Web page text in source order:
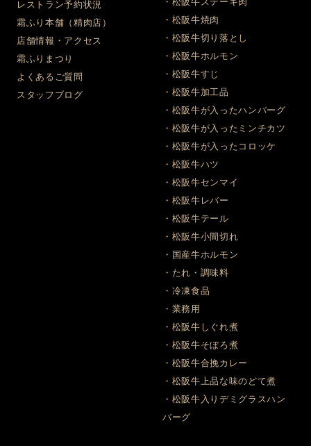
レストラン予約状況
霜ふり本舗（精肉店）
店舗情報・アクセス
霜ふりまつり
よくあるご質問
スタッフブログ
・松阪牛焼肉
・松阪牛切り落とし
・松阪牛ホルモン
・松阪牛すじ
・松阪牛加工品
・松阪牛が入ったハンバーグ
・松阪牛が入ったミンチカツ
・松阪牛が入ったコロッケ
・松阪牛ハツ
・松阪牛センマイ
・松阪牛レバー
・松阪牛テール
・松阪牛小間切れ
・国産牛ホルモン
・たれ・調味料
・冷凍食品
・業務用
・松阪牛しぐれ煮
・松阪牛そぼろ煮
・松阪牛合挽カレー
・松阪牛上品な味のどて煮
・松阪牛入りデミグラスハン
バーグ